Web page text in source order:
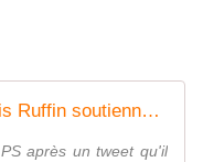
Pétition : Guy Bedos et François Ruffin soutiennent Gérard Filoche, accusé d'antisémitisme
après un tweet qu'il